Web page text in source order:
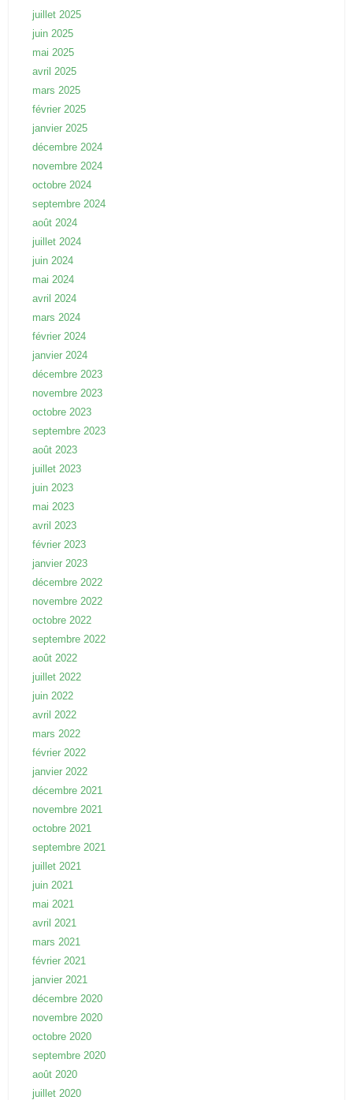
juillet 2025
juin 2025
mai 2025
avril 2025
mars 2025
février 2025
janvier 2025
décembre 2024
novembre 2024
octobre 2024
septembre 2024
août 2024
juillet 2024
juin 2024
mai 2024
avril 2024
mars 2024
février 2024
janvier 2024
décembre 2023
novembre 2023
octobre 2023
septembre 2023
août 2023
juillet 2023
juin 2023
mai 2023
avril 2023
février 2023
janvier 2023
décembre 2022
novembre 2022
octobre 2022
septembre 2022
août 2022
juillet 2022
juin 2022
avril 2022
mars 2022
février 2022
janvier 2022
décembre 2021
novembre 2021
octobre 2021
septembre 2021
juillet 2021
juin 2021
mai 2021
avril 2021
mars 2021
février 2021
janvier 2021
décembre 2020
novembre 2020
octobre 2020
septembre 2020
août 2020
juillet 2020